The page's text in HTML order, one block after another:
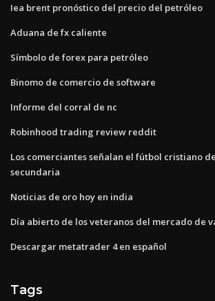
Iea brent pronóstico del precio del petróleo
Aduana de fx caliente
Símbolo de forex para petróleo
Binomo de comercio de software
Informe del corral de nc
Robinhood trading review reddit
Los comerciantes señalan el fútbol cristiano
secundaria
Noticias de oro hoy en india
Día abierto de los veteranos del mercado de
Descargar metatrader 4 en español
Tags